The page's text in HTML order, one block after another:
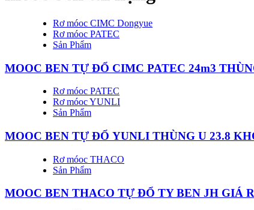
Rơ móoc CIMC Dongyue
Rơ móoc PATEC
Sản Phẩm
MOOC BEN TỰ ĐỔ CIMC PATEC 24m3
Rơ móoc PATEC
Rơ móoc YUNLI
Sản Phẩm
MOOC BEN TỰ ĐỔ YUNLI THÙNG U 23.8
Rơ móoc THACO
Sản Phẩm
MOOC BEN THACO TỰ ĐỔ TY BEN JH GIÁ